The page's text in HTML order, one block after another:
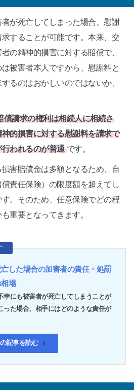
が死亡してしまった場合、慰謝
することが可能です。本来、交
の精神的損害に対する賠償で、
被害者本人ですから、慰謝料と
るのはおかしいのではないか、
償請求の権利は相続人に相続さ
的損害に対する慰謝料を請求で
われるのが普通 です。
害賠償金は多額となるため、自
責任保険）の限度額を超えてし
。そのため、任意保険でどの程
重要となってきます。
した場合の加害者の責任・処罰
場
幸にも被害者が死亡してしまうことが
った場合、相手にはどのような責任が
記事を読む